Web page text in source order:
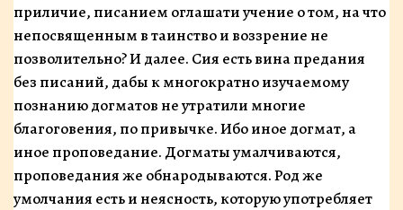
прили­чие, писанием оглашати учение о том, на что
непосвященным в таинство и воззрение не
позволи­тельно? И далее. Сия есть вина предания
без писаний, дабы к многократно изучаемому
познанию догматов не утратили многие
благоговения, по привычке. Ибо иное догмат, а
иное проповедание. Догматы умалчи­ваются,
проповедания же обнародываются. Род же
умолчания есть и неясность, которую употребляет